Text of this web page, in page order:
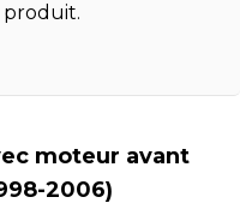
produit.
moteur avant
2006)